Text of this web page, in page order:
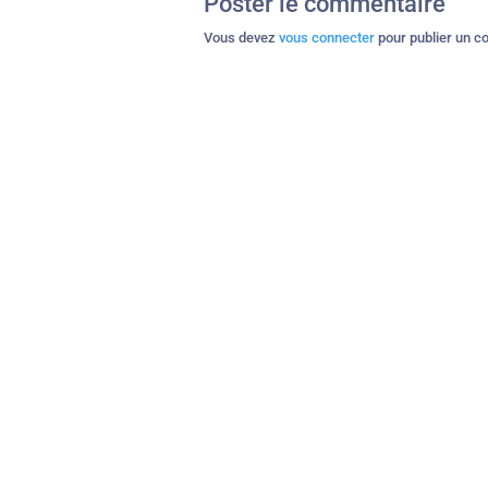
Vous devez vous connecter pour publier un